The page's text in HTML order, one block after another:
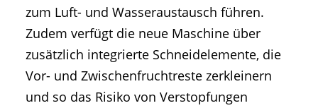
zum Luft- und Wasseraustausch führen.
Zudem verfügt die neue Maschine über
zusätzlich integrierte Schneidelemente, die
Vor- und Zwischenfruchtreste zerkleinern
und so das Risiko von Verstopfungen